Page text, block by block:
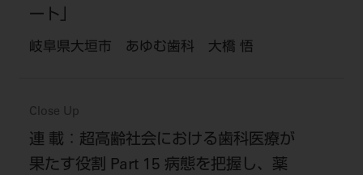
ート」
岐阜県大垣市 あゆむ歯科 大橋 悟
Close Up
連 載：超高齢社会における歯科医療が
果たす役割 Part 15 病態を把握し、薬